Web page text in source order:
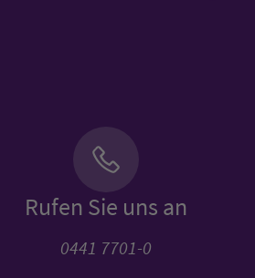
Rufen Sie uns an
0441 7701-0